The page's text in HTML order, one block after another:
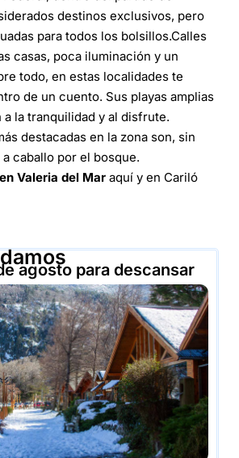
destinos exclusivos, pero
para todos los bolsillos.Calles
casas, poca iluminación y un
todo, en estas localidades te
de un cuento. Sus playas amplias
la tranquilidad y al disfrute.
destacadas en la zona son, sin
caballo por el bosque.
Valeria del Mar aquí y en Cariló
agosto para descansar